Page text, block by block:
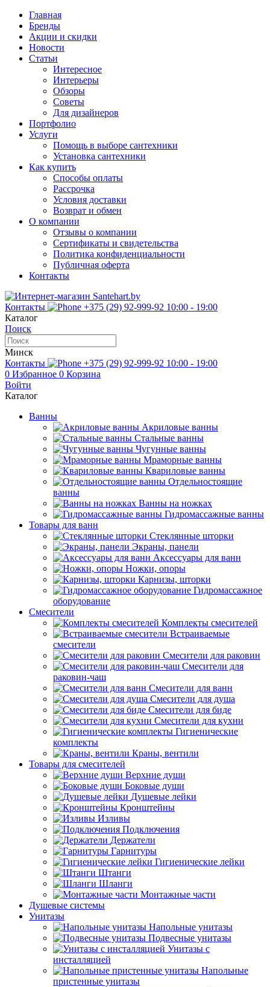
Главная
Бренды
Акции и скидки
Новости
Статьи
Интересное
Интерьеры
Обзоры
Советы
Для дизайнеров
Портфолио
Услуги
Помощь в выборе сантехники
Установка сантехники
Как купить
Способы оплаты
Рассрочка
Условия доставки
Возврат и обмен
О компании
Отзывы о компании
Сертификаты и свидетельства
Политика конфиденциальности
Публичная оферта
Контакты
Контакты +375 (29) 92-999-92 10:00 - 19:00
Каталог
Поиск
Минск
Контакты
+375 (29) 92-999-92 10:00 - 19:00
0 Избранное 0 Корзина
Войти
Каталог
Ванны
Акриловые ванны
Стальные ванны
Чугунные ванны
Мраморные ванны
Квариловые ванны
Отдельностоящие
ванны
Ванны на ножках
Гидромассажные ванны
Товары для ванн
Стеклянные шторки
Экраны, панели
Аксессуары для ванн
Ножки, опоры
Карнизы, шторки
Гидромассажное
оборудование
Смесители
Комплекты смесителей
Встраиваемые
смесители
Смесители для раковин
Смесители для
раковин-чаш
Смесители для ванн
Смесители для душа
Смесители для биде
Смесители для кухни
Гигиенические
комплекты
Краны, вентили
Товары для смесителей
Верхние души
Боковые души
Душевые лейки
Кронштейны
Изливы
Подключения
Держатели
Гарнитуры
Гигиенические лейки
Штанги
Шланги
Монтажные части
Душевые системы
Унитазы
Напольные унитазы
Подвесные унитазы
Унитазы с
инсталляцией
Напольные
пристенные унитазы